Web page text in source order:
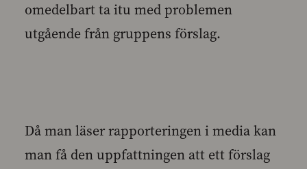
omedelbart ta itu med problemen
utgående från gruppens förslag.
Då man läser rapporteringen i media kan
man få den uppfattningen att ett förslag